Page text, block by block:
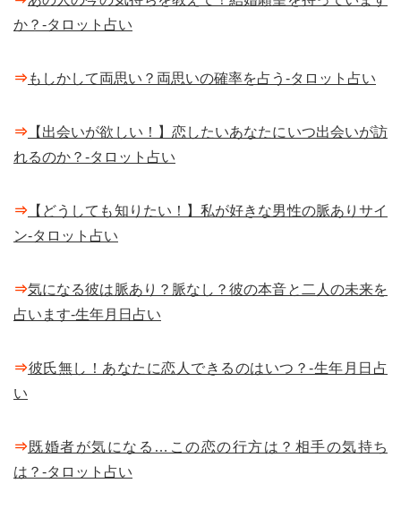
か？-タロット占い
⇒もしかして両思い？両思いの確率を占う-タロット占い
⇒ 【出会いが欲しい！】恋したいあなたにいつ出会いが訪
れるのか？-タロット占い
⇒ 【どうしても知りたい！】私が好きな男性の脈ありサイ
ン-タロット占い
⇒気になる彼は脈あり？脈なし？彼の本音と二人の未来を
占います-生年月日占い
⇒彼氏無し！あなたに恋人できるのはいつ？-生年月日占
い
⇒既婚者が気になる…この恋の行方は？相手の気持ち
は？-タロット占い